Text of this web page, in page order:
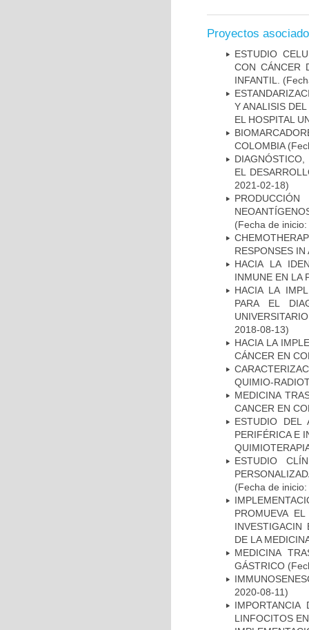
Proyectos
ESTUDIO
CON CÁNCER
INFANTIL.
Y ANALISIS
EL HOSPITAL
COLOMBIA
EL
2021-02-18)
(Fecha de
RESPONSES IN
HACIA LA
INMUNE EN LA
HACIA LA
PARA EL
2018-08-13)
HACIA LA
CÁNCER EN
QUIMIO-
MEDICINA
CANCER EN
ESTUDIO DEL
PERIFÉRICA E
ESTUDIO
(Fecha de
PROMUEVA
INVESTIGACIN
DE LA
MEDICINA
GÁSTRICO
2020-08-11)
LINFOCITOS